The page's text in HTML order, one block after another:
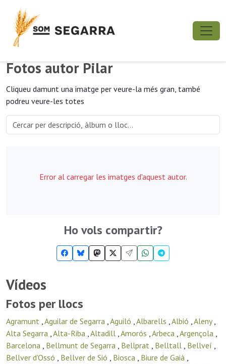
Fotos autor Pilar
Cliqueu damunt una imatge per veure-la més gran, també
podreu veure-les totes
Error al carregar les imatges d'aquest autor.
Ho vols compartir?
Vídeos
Fotos per llocs
Agramunt ,Aguilar de Segarra ,Aguiló ,Albarells ,Albió ,Aleny,
Alta Segarra ,Alta-Riba ,Altadill ,Amorós ,Arbeca ,Argençola ,
Barcelona , Bellmunt de Segarra , Bellprat , Belltall , Bellveí ,
Bellver d'Ossó , Bellver de Sió , Biosca , Biure de Gaià ,